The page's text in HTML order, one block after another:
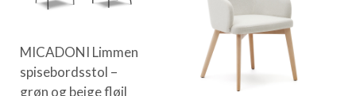
MICADONI Limmen
spisebordsstol –
grøn og beige fløjl